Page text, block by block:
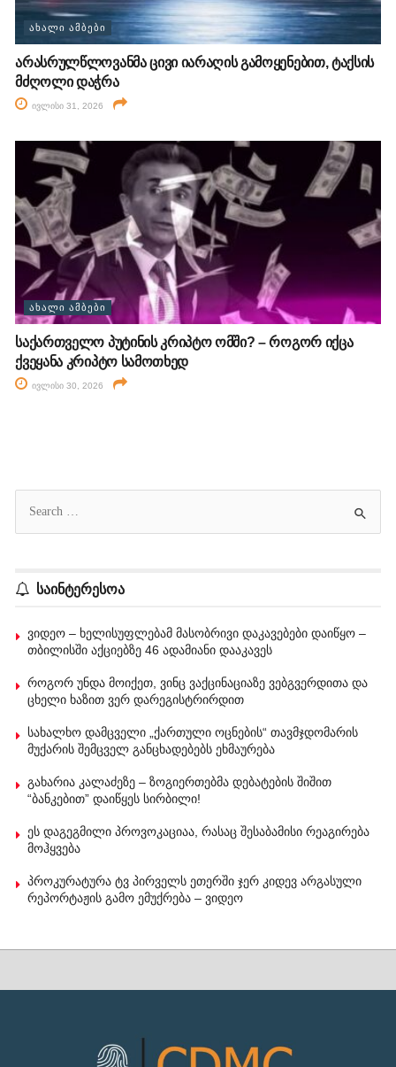
ᲐᲮᲐᲚᲘ ᲐᲛᲑᲔᲑᲘ
არასრულწლოვანმა ცივი იარაღის გამოყენებით, ტაქსის
მძღოლი დაჭრა
ივლისი 31, 2026
ᲐᲮᲐᲚᲘ ᲐᲛᲑᲔᲑᲘ
საქართველო პუტინის კრიპტო ომში? – როგორ იქცა
ქვეყანა კრიპტო სამოთხედ
ივლისი 30, 2026
საინტერესოა
ვიდეო – ხელისუფლებამ მასობრივი დაკავებები დაიწყო –
თბილისში აქციებზე 46 ადამიანი დააკავეს
როგორ უნდა მოიქეთ, ვინც ვაქცინაციაზე ვებგვერდითა და
ცხელი ხაზით ვერ დარეგისტრირდით
სახალხო დამცველი „ქართული ოცნების“ თავმჯდომარის
მუქარის შემცველ განცხადებებს ეხმაურება
გახარია კალაძეზე – ზოგიერთებმა დებატების შიშით
“ბანკებით” დაიწყეს სირბილი!
ეს დაგეგმილი პროვოკაციაა, რასაც შესაბამისი რეაგირება
მოჰყვება
პროკურატურა ტვ პირველს ეთერში ჯერ კიდევ არგასული
რეპორტაჟის გამო ემუქრება – ვიდეო